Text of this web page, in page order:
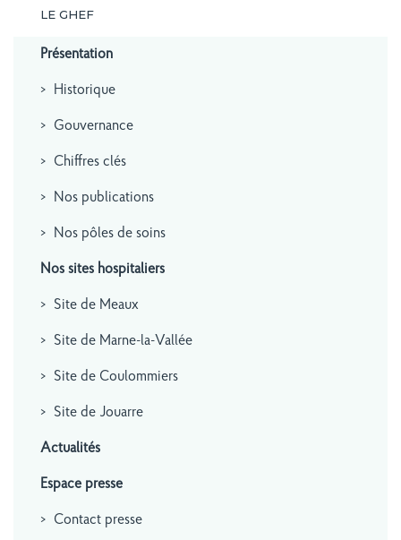
LE GHEF
Présentation
Historique
Gouvernance
Chiffres clés
Nos publications
Nos pôles de soins
Nos sites hospitaliers
Site de Meaux
Site de Marne-la-Vallée
Site de Coulommiers
Site de Jouarre
Actualités
Espace presse
Contact presse